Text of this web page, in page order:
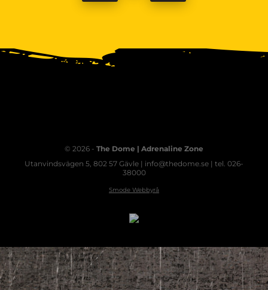
© 2026 - The Dome | Adrenaline Zone
Utanvindsvägen 5, 802 57 Gävle | info@thedome.se | tel. 026-
38000
Smode Webbyrå